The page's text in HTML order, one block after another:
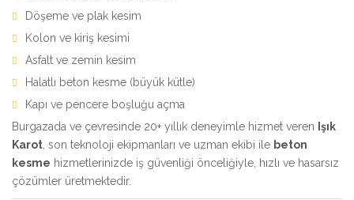
Döşeme ve plak kesim
Kolon ve kiriş kesimi
Asfalt ve zemin kesim
Halatlı beton kesme (büyük kütle)
Kapı ve pencere boşluğu açma
Burgazada ve çevresinde 20+ yıllık deneyimle hizmet veren Işık
Karot , son teknoloji ekipmanları ve uzman ekibi ile beton
kesme hizmetlerinizde iş güvenliği önceliğiyle, hızlı ve hasarsız
çözümler üretmektedir.